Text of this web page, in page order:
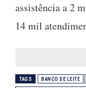
assistência a 2
14 mil
TAGS BANCO DE LEITE